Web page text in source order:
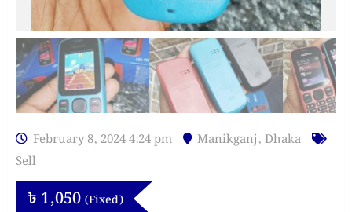
February 8, 2024 4:24 pm Manikganj, Dhaka
Sell
৳ 1,050 (Fixed)